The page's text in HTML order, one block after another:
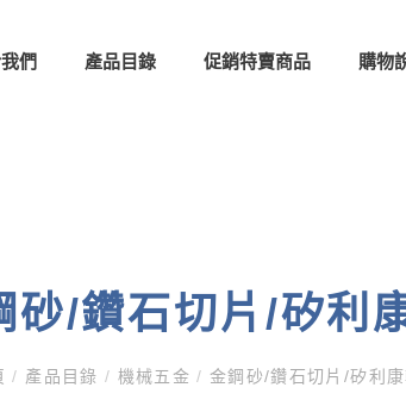
們 產品目錄 促銷特賣商品 購物
砂/鑽石切片/矽利
/ 產品目錄 / 機械五金/ 金鋼砂/鑽石切片/矽利